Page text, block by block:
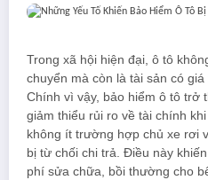
Trong xã hội hiện đại, ô tô
chuyển mà còn là tài sản có
Chính vì vậy, bảo hiểm ô tô trở
giảm thiểu rủi ro về tài chính
không ít trường hợp chủ xe rơi
bị từ chối chi trả. Điều này
phí sửa chữa, bồi thường cho